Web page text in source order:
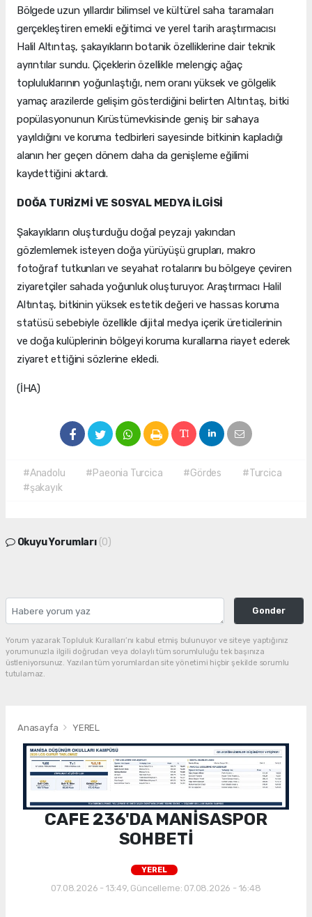
Bölgede uzun yıllardır bilimsel ve kültürel saha taramaları
gerçekleştiren emekli eğitimci ve yerel tarih araştırmacısı
Halil Altıntaş, şakayıkların botanik özelliklerine dair teknik
ayrıntılar sundu. Çiçeklerin özellikle melengiç ağaç
topluluklarının yoğunlaştığı, nem oranı yüksek ve gölgelik
yamaç arazilerde gelişim gösterdiğini belirten Altıntaş, bitki
popülasyonunun Kırüstümevkisinde geniş bir sahaya
yayıldığını ve koruma tedbirleri sayesinde bitkinin kapladığı
alanın her geçen dönem daha da genişleme eğilimi
kaydettiğini aktardı.
DOĞA TURİZMİ VE SOSYAL MEDYA İLGİSİ
Şakayıkların oluşturduğu doğal peyzajı yakından
gözlemlemek isteyen doğa yürüyüşü grupları, makro
fotoğraf tutkunları ve seyahat rotalarını bu bölgeye çeviren
ziyaretçiler sahada yoğunluk oluşturuyor. Araştırmacı Halil
Altıntaş, bitkinin yüksek estetik değeri ve hassas koruma
statüsü sebebiyle özellikle dijital medya içerik üreticilerinin
ve doğa kulüplerinin bölgeyi koruma kurallarına riayet ederek
ziyaret ettiğini sözlerine ekledi.
(İHA)
#Anadolu #Paeonia Turcica #Gördes
#Turcica
#şakayık
Okuyu Yorumları (0)
Gonder
Yorum yazarak Topluluk Kuralları’nı kabul etmiş bulunuyor ve siteye yaptığınız
yorumunuzla ilgili doğrudan veya dolaylı tüm sorumluluğu tek başınıza
üstleniyorsunuz. Yazılan tüm yorumlardan site yönetimi hiçbir şekilde sorumlu
tutulamaz.
Anasayfa YEREL
CAFE 236'DA MANİSASPOR
SOHBETİ
YEREL
07.08.2026 - 13:49, Güncelleme: 07.08.2026 - 16:48